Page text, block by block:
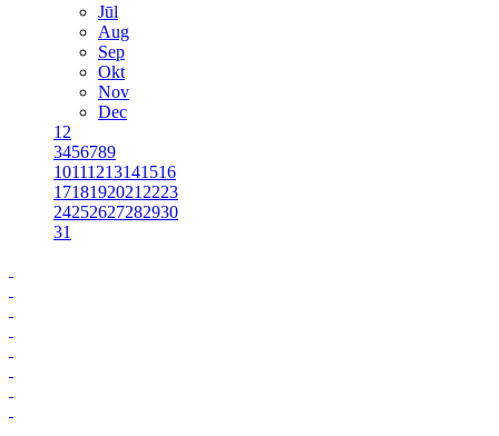
Jūl
Aug
Sep
Okt
Nov
Dec
1 2
3456789
10111213141516
1718192021 2223
24252627282930
31